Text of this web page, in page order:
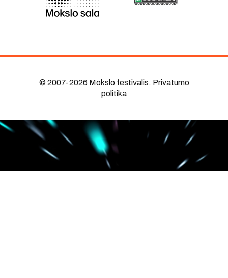
© 2007-2026 Mokslo festivalis. Privatumo
politika